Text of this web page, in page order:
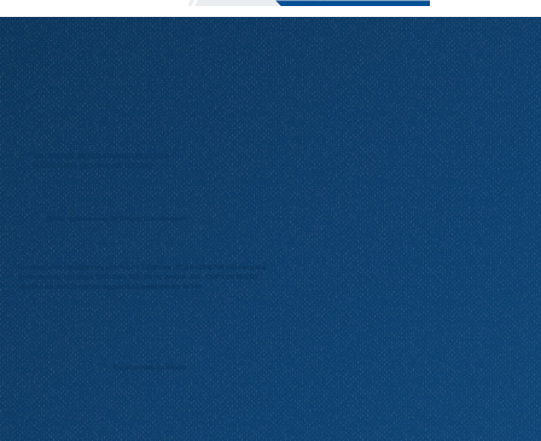
SOCIEDADE BRASILEIRA DE UROLOGIA
(SECCIONAL RIO GRANDE DO SUL)
urologia@amrigs.com.br
| Telefone: (51) 98425-9746 (Rosangela)
Endereço: Av. Ipiranga, 5311 – Sala 105 – Porto Alegre – RS – CEP 90610-001
Horário de atendimento: Segunda à sexta das 8h às 14h
Diretor presidente: Dr. Ernani Luis Rhoden
Faça contato conosco